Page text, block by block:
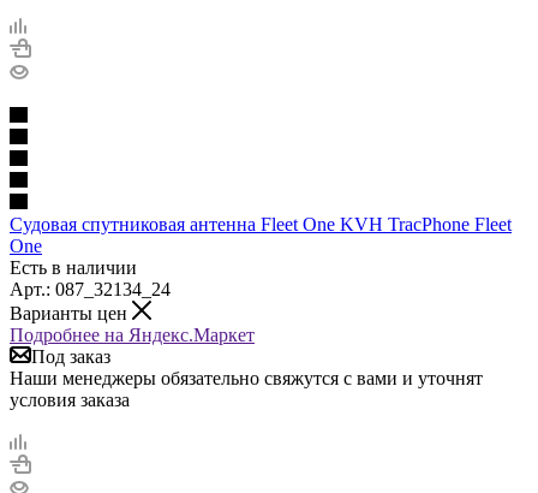
Судовая спутниковая антенна Fleet One KVH TracPhone Fleet
One
Есть в наличии
Арт.: 087_32134_24
Варианты цен
Подробнее на Яндекс.Маркет
Под заказ
Наши менеджеры обязательно свяжутся с вами и уточнят
условия заказа